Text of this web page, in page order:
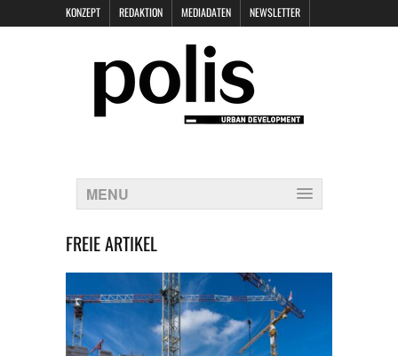
KONZEPT REDAKTION MEDIADATEN NEWSLETTER
DATENSCHUTZ
MENU
FREIE ARTIKEL